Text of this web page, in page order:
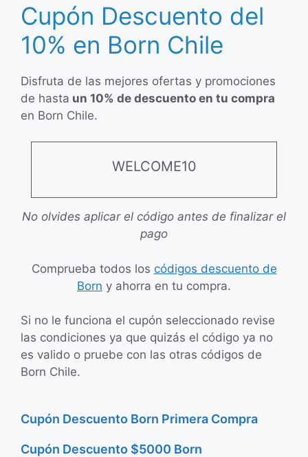
Cupón Descuento del
10% en Born Chile
Disfruta de las mejores ofertas y promociones
de hasta un 10% de descuento en tu compra
en Born Chile.
WELCOME10
No olvides aplicar el código antes de finalizar el
pago
Comprueba todos los códigos descuento de
Born y ahorra en tu compra.
Si no le funciona el cupón seleccionado revise
las condiciones ya que quizás el código ya no
es valido o pruebe con las otras códigos de
Born Chile.
Cupón Descuento Born Primera Compra
Cupón Descuento $5000 Born